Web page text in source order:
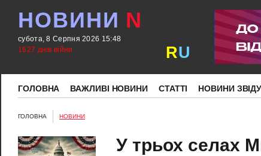
НОВИНИ N
субота, 8 Серпня 2026 15:48
1627 днів війни
RU
ГОЛОВНА ВАЖЛИВІ НОВИНИ СТАТТІ НОВИНИ
ГОЛОВНА НОВИНИ
У трьох селах